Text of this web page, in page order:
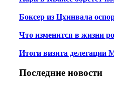
Боксер из Цхинвала
Что изменится в жизни
Итоги визита делегации
Последние новости